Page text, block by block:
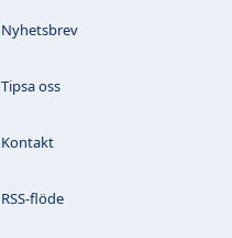
Nyhetsbrev
Tipsa oss
Kontakt
RSS-flöde